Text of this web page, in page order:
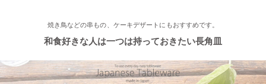
≪おすすめ≫ 手作りのあたたかさ♪職人の手でそ〜っとくぼませ
たマグカップ
2022/11/22
焼き鳥などの串もの、ケーキデザートにもおすすめです。
和食好きな人は一つは持っておきたい長角皿